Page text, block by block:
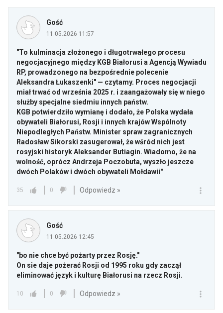
Gość
11.05.2026 11:57
"To kulminacja złożonego i długotrwałego procesu
negocjacyjnego między KGB Białorusi a Agencją Wywiadu
RP, prowadzonego na bezpośrednie polecenie
Aleksandra Łukaszenki" — czytamy. Proces negocjacji
miał trwać od września 2025 r. i zaangażowały się w niego
służby specjalne siedmiu innych państw.
KGB potwierdziło wymianę i dodało, że Polska wydała
obywateli Białorusi, Rosji i innych krajów Wspólnoty
Niepodległych Państw. Minister spraw zagranicznych
Radosław Sikorski zasugerował, że wśród nich jest
rosyjski historyk Aleksander Butiagin. Wiadomo, że na
wolność, oprócz Andrzeja Poczobuta, wyszło jeszcze
dwóch Polaków i dwóch obywateli Mołdawii"
35 0 Odpowiedz »
Gość
11.05.2026 12:45
"bo nie chce być pożarty przez Rosję."
On sie daje pożerać Rosji od 1995 roku gdy zaczął
eliminować język i kulturę Białorusi na rzecz Rosji.
10 0 Odpowiedz »